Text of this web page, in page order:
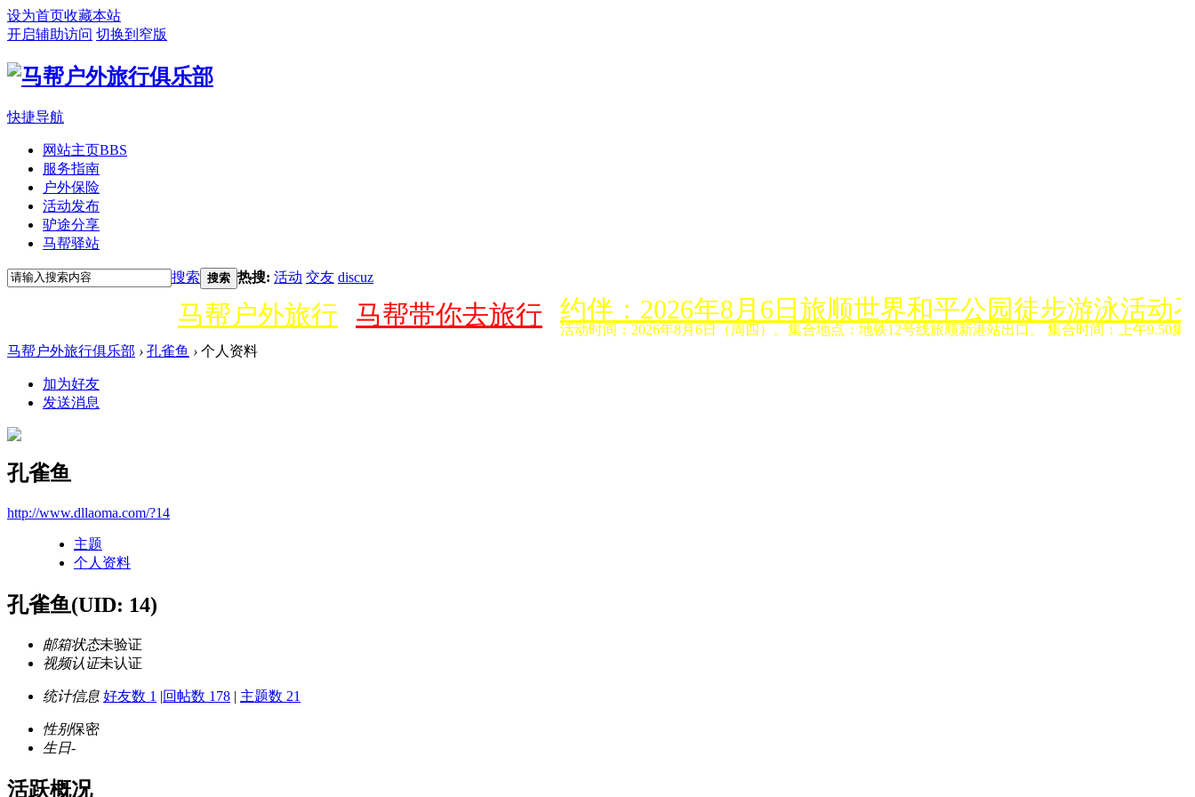
设为首页收藏本站
开启辅助访问 切换到窄版
快捷导航
网站主页BBS
服务指南
户外保险
活动发布
驴途分享
马帮驿站
搜索 搜索 热搜: 活动 交友 discuz
马帮户外旅行 马帮带你去旅行 约伴：2026年8月6日旅顺世界和平公园徒步游泳活动
活动时间：2026年8月6日（周四）。集合地点：地铁12号线旅顺新港站出口。 集合时间：上午9.50集
马帮户外旅行俱乐部 › 孔雀鱼 › 个人资料
加为好友
发送消息
孔雀鱼
http://www.dllaoma.com/?14
主题
个人资料
孔雀鱼(UID: 14)
邮箱状态未验证
视频认证未认证
统计信息 好友数 1 |回帖数 178 | 主题数 21
性别保密
生日-
活跃概况